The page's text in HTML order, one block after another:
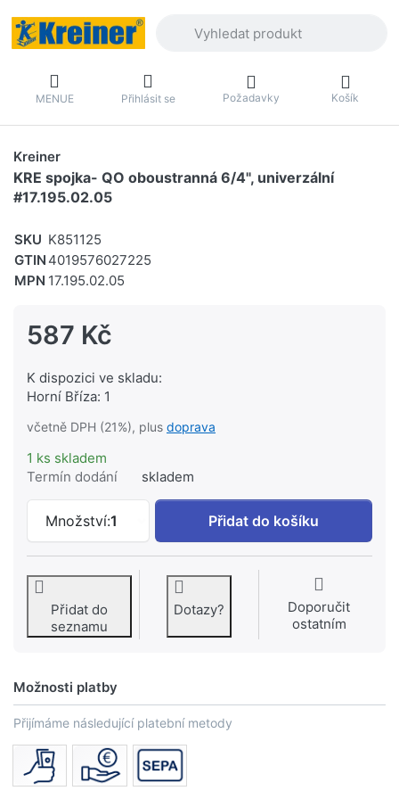
MENUE Přihlásit se Požadavky Košík
Kreiner
KRE spojka- QO oboustranná 6/4", univerzální
#17.195.02.05
SKU K851125
GTIN 4019576027225
MPN 17.195.02.05
587 Kč
K dispozici ve skladu:
Horní Bříza: 1
včetně DPH (21%), plus doprava
1 ks skladem
Termín dodání
skladem
Množství:1
KRE spojka- QO oboustranná 6/4",
Přidat do košíku
Přidat do
seznamu
Dotazy?
Doporučit
ostatním
Možnosti platby
Přijímáme následující platební metody